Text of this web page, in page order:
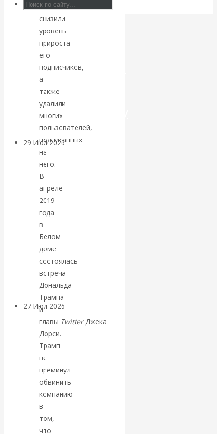
Искусственный
интеллект —
революционный
переход к
посткапитализму
29 Июл 2026Мировая
финансовая олигархия
Валентин
Катасонов.
«Мировые
ростовщики»:
вчера и сегодня
27 Июл 2026
валютная система
Валентин
КАтасонов.
«МЕТОД
ОТМЫВАНИЯ
компании
снизили
уровень
прироста
его
подписчиков,
а
также
удалили
многих
пользователей,
подписанных
на
него.
В
апреле
2019
года
в
Белом
доме
состоялась
встреча
Дональда
Трампа
и
главы TwitterДжека
Дорси.
Трамп
не
преминул
обвинить
компанию
в
том,
что